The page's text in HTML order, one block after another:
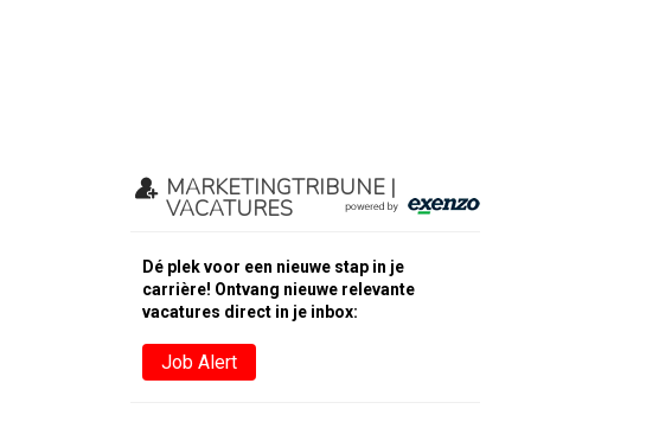
MARKETINGTRIBUNE |
VACATURES
Dé plek voor een nieuwe stap in je
carrière! Ontvang nieuwe relevante
vacatures direct in je inbox:
Job Alert